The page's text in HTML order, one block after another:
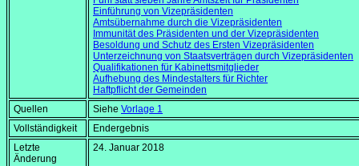
Einführung von Vizepräsidenten
Amtsübernahme durch die Vizepräsidenten
Immunität des Präsidenten und der Vizepräsidenten
Besoldung und Schutz des Ersten Vizepräsidenten
Unterzeichnung von Staatsverträgen durch Vizepräsidenten
Qualifikationen für Kabinettsmitglieder
Aufhebung des Mindestalters für Richter
Haftpflicht der Gemeinden
Quellen
Siehe Vorlage 1
Vollständigkeit
Endergebnis
Letzte
Änderung
24. Januar 2018